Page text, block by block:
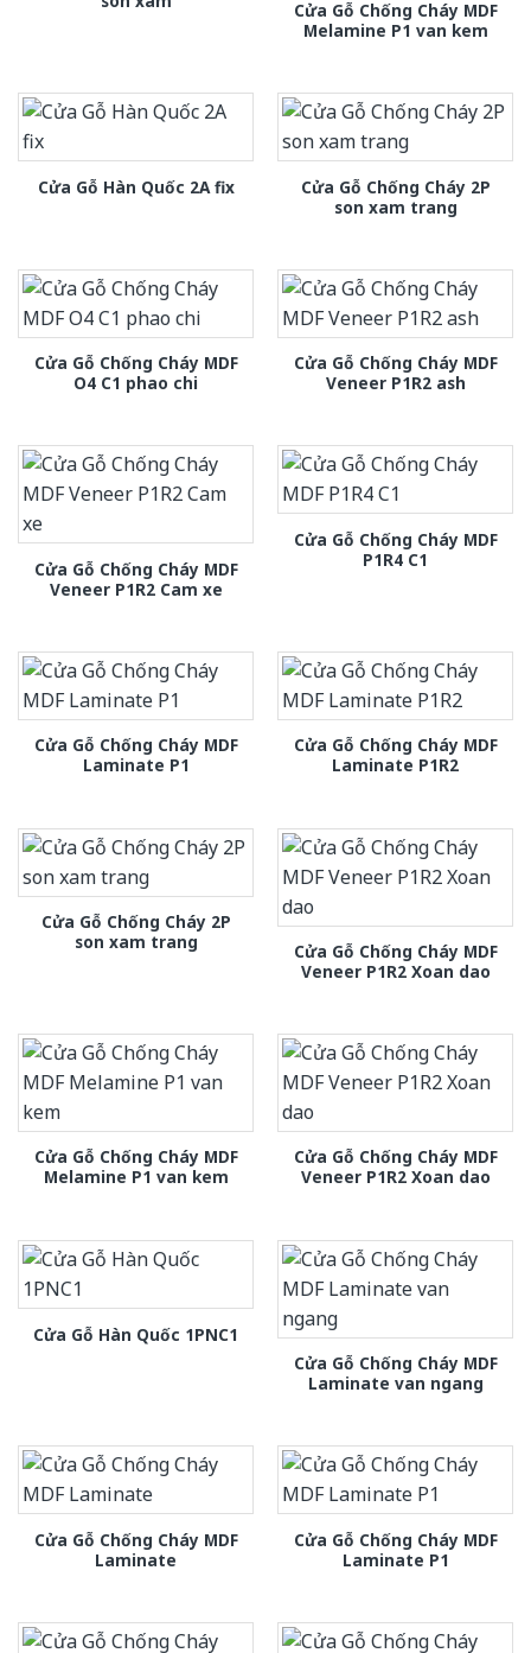
Cửa Gỗ Chống Cháy MDF
Melamine P1 van kem
Cửa Gỗ Hàn Quốc 2A fix
Cửa Gỗ Chống Cháy 2P
son xam trang
Cửa Gỗ Chống Cháy MDF
O4 C1 phao chi
Cửa Gỗ Chống Cháy MDF
Veneer P1R2 ash
Cửa Gỗ Chống Cháy MDF
Veneer P1R2 Cam xe
Cửa Gỗ Chống Cháy MDF
P1R4 C1
Cửa Gỗ Chống Cháy MDF
Laminate P1
Cửa Gỗ Chống Cháy MDF
Laminate P1R2
Cửa Gỗ Chống Cháy 2P
son xam trang
Cửa Gỗ Chống Cháy MDF
Veneer P1R2 Xoan dao
Cửa Gỗ Chống Cháy MDF
Melamine P1 van kem
Cửa Gỗ Chống Cháy MDF
Veneer P1R2 Xoan dao
Cửa Gỗ Hàn Quốc 1PNC1
Cửa Gỗ Chống Cháy MDF
Laminate van ngang
Cửa Gỗ Chống Cháy MDF
Laminate
Cửa Gỗ Chống Cháy MDF
Laminate P1